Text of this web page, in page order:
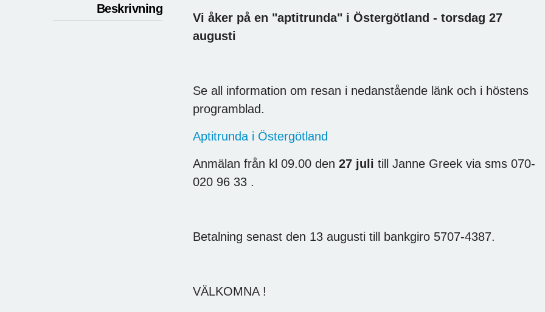
Beskrivning
Vi åker på en "aptitrunda" i Östergötland - torsdag 27
augusti
Se all information om resan i nedanstående länk och i höstens
programblad.
Aptitrunda i Östergötland
Anmälan från kl 09.00 den27 julitill Janne Greek via sms 070-
020 96 33 .
Betalning senast den 13 augusti till bankgiro 5707-4387.
VÄLKOMNA !